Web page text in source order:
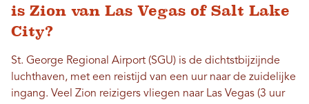
is Zion van Las Vegas of Salt Lake
City?
St. George Regional Airport (SGU) is de dichtstbijzijnde
luchthaven, met een reistijd van een uur naar de zuidelijke
ingang. Veel Zion reizigers vliegen naar Las Vegas (3 uur